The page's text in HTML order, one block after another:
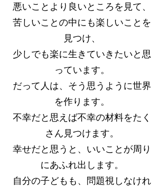
悪いことより良いところを見て、
苦しいことの中にも楽しいことを
見つけ、
少しでも楽に生きていきたいと思
っています。
だって人は、そう思うように世界
を作ります。
不幸だと思えば不幸の材料をたく
さん見つけます。
幸せだと思うと、いいことが周り
にあふれ出します。
自分の子どもも、問題視しなけれ